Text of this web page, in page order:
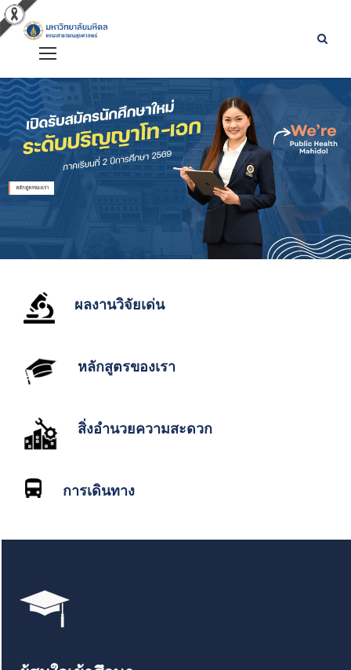
หลักสูตรของเรา
ผลงานวิจัยเด่น
หลักสูตรของเรา
สิ่งอำนวยความสะดวก
การเดินทาง